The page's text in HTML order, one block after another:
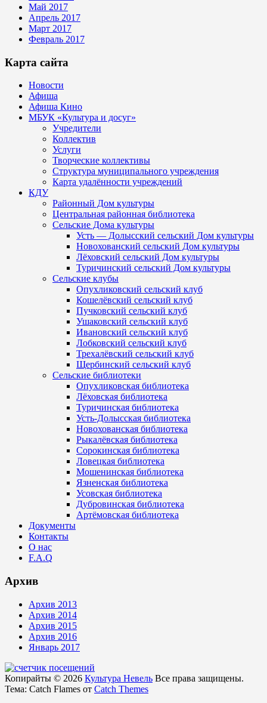
Май 2017
Апрель 2017
Март 2017
Февраль 2017
Карта сайта
Новости
Афиша
Афиша Кино
МБУК «Культура и досуг»
Учредители
Коллектив
Услуги
Творческие коллективы
Структура муниципального учреждения
Карта удалённости учреждений
КДУ
Районный Дом культуры
Центральная районная библиотека
Сельские Дома культуры
Усть — Долысский сельский Дом культуры
Новохованский сельский Дом культуры
Лёховский сельский Дом культуры
Туричинский сельский Дом культуры
Сельские клубы
Опухликовский сельский клуб
Кошелёвский сельский клуб
Пучковский сельский клуб
Ушаковский сельский клуб
Ивановский сельский клуб
Лобковский сельский клуб
Трехалёвский сельский клуб
Щербинский сельский клуб
Сельские библиотеки
Опухликовская библиотека
Лёховская библиотека
Туричинская библиотека
Усть-Долысская библиотека
Новохованская библиотека
Рыкалёвская библиотека
Сорокинская библиотека
Ловецкая библиотека
Мошенинская библиотека
Язненская библиотека
Усовская библиотека
Дубровинская библиотека
Артёмовская библиотека
Документы
Контакты
О нас
F.A.Q
Архив
Архив 2013
Архив 2014
Архив 2015
Архив 2016
Январь 2017
Копирайты © 2026 Культура Невель Все права защищены.
Тема: Catch Flames от Catch Themes